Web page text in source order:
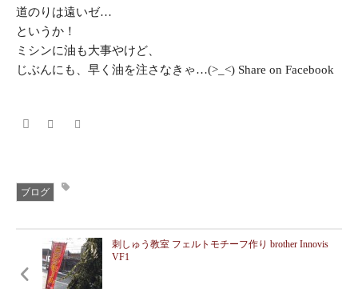
道のりは遠いゼ…
というか！
ミシンに油も大事やけど、
じぶんにも、早く油を注さなきゃ…(>_<) Share on Facebook
ブログ
刺しゅう教室 フェルトモチーフ作り brother Innovis
VF1